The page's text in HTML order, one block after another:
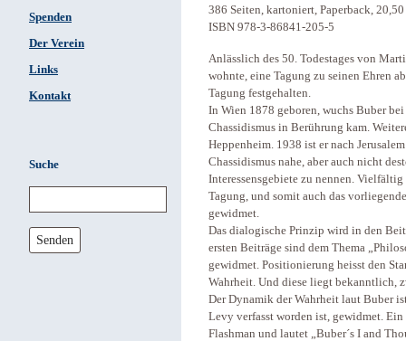
Spenden
Der Verein
Links
Kontakt
Suche
Senden
386 Seiten, kartoniert, Paperback,
ISBN 978-3-86841-205-5
Anlässlich des 50. Todestages von
wohnte, eine Tagung zu seinen Ehren
Tagung festgehalten.
In Wien 1878 geboren, wuchs Buber
Chassidismus in Berührung kam.
Heppenheim. 1938 ist er nach
Chassidismus nahe, aber auch nicht
Interessensgebiete zu nennen.
Tagung, und somit auch das
gewidmet.
Das dialogische Prinzip wird in den
ersten Beiträge sind dem Thema
gewidmet. Positionierung heisst den
Wahrheit. Und diese liegt bekanntlich,
Der Dynamik der Wahrheit laut Buber
Levy verfasst worden ist, gewidmet.
Flashman und lautet „Buber´s I and